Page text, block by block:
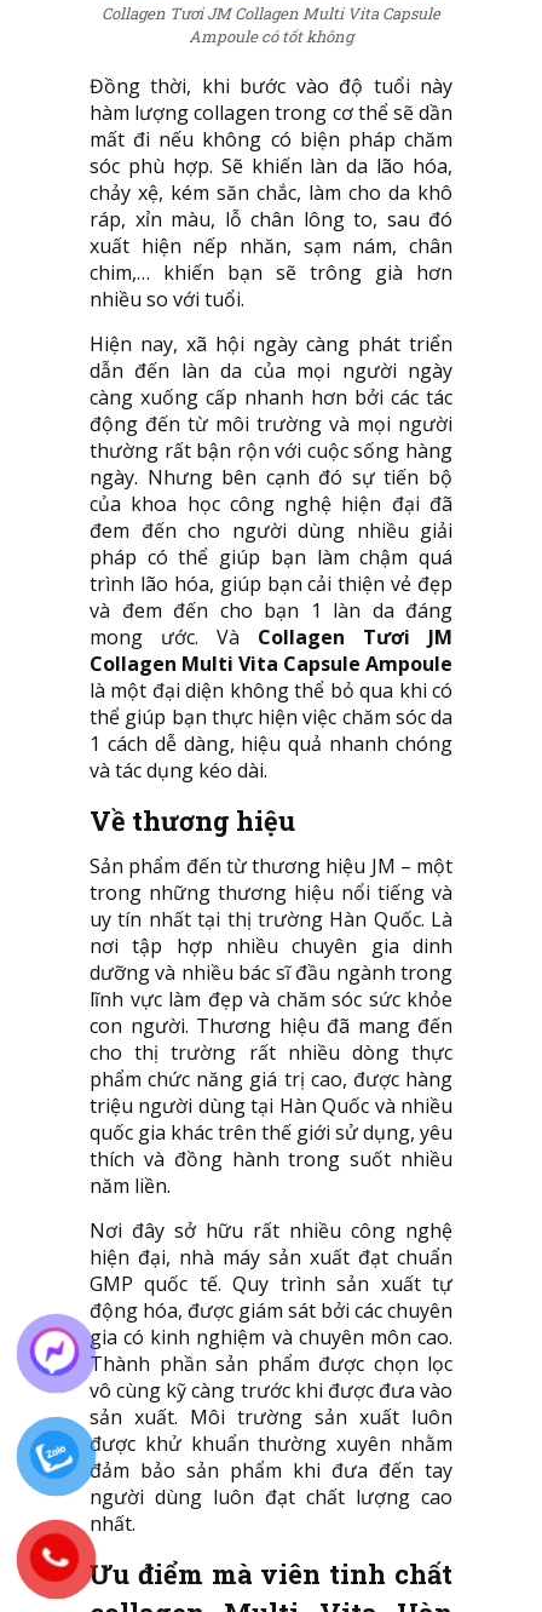
Collagen Tươi JM Collagen Multi Vita Capsule
Ampoule có tốt không
Đồng thời, khi bước vào độ tuổi này
hàm lượng collagen trong cơ thể sẽ dần
mất đi nếu không có biện pháp chăm
sóc phù hợp. Sẽ khiến làn da lão hóa,
chảy xệ, kém săn chắc, làm cho da khô
ráp, xỉn màu, lỗ chân lông to, sau đó
xuất hiện nếp nhăn, sạm nám, chân
chim,… khiến bạn sẽ trông già hơn
nhiều so với tuổi.
Hiện nay, xã hội ngày càng phát triển
dẫn đến làn da của mọi người ngày
càng xuống cấp nhanh hơn bởi các tác
động đến từ môi trường và mọi người
thường rất bận rộn với cuộc sống hàng
ngày. Nhưng bên cạnh đó sự tiến bộ
của khoa học công nghệ hiện đại đã
đem đến cho người dùng nhiều giải
pháp có thể giúp bạn làm chậm quá
trình lão hóa, giúp bạn cải thiện vẻ đẹp
và đem đến cho bạn 1 làn da đáng
mong ước. Và Collagen Tươi JM
Collagen Multi Vita Capsule Ampoule
là một đại diện không thể bỏ qua khi có
thể giúp bạn thực hiện việc chăm sóc da
1 cách dễ dàng, hiệu quả nhanh chóng
và tác dụng kéo dài.
Về thương hiệu
Sản phẩm đến từ thương hiệu JM – một
trong những thương hiệu nổi tiếng và
uy tín nhất tại thị trường Hàn Quốc. Là
nơi tập hợp nhiều chuyên gia dinh
dưỡng và nhiều bác sĩ đầu ngành trong
lĩnh vực làm đẹp và chăm sóc sức khỏe
con người. Thương hiệu đã mang đến
cho thị trường rất nhiều dòng thực
phẩm chức năng giá trị cao, được hàng
triệu người dùng tại Hàn Quốc và nhiều
quốc gia khác trên thế giới sử dụng, yêu
thích và đồng hành trong suốt nhiều
năm liền.
Nơi đây sở hữu rất nhiều công nghệ
hiện đại, nhà máy sản xuất đạt chuẩn
GMP quốc tế. Quy trình sản xuất tự
động hóa, được giám sát bởi các chuyên
gia có kinh nghiệm và chuyên môn cao.
Thành phần sản phẩm được chọn lọc
vô cùng kỹ càng trước khi được đưa vào
sản xuất. Môi trường sản xuất luôn
được khử khuẩn thường xuyên nhằm
đảm bảo sản phẩm khi đưa đến tay
người dùng luôn đạt chất lượng cao
nhất.
Ưu điểm mà viên tinh chất